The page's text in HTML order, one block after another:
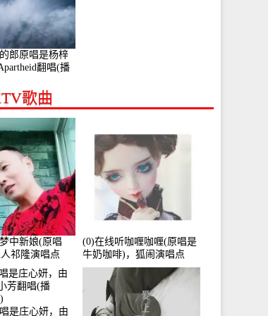
郎原唱是杨梓
翻唱(播
歌曲
中新娘(原唱
祁隆演唱点
次
(0)在线听咖喱咖喱(原唱是
牛奶咖啡)，狐闹演唱点
播:287579次
是庄心妍，由